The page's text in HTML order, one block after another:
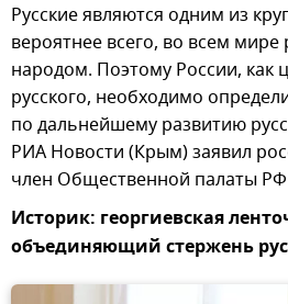
Русские являются одним из
вероятнее всего, во всем
народом. Поэтому России, как
русского, необходимо
по дальнейшему развитию
РИА Новости (Крым) заявил
член Общественной палаты
Историк: георгиевская
объединяющий стержень